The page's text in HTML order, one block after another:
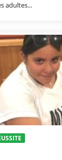
adultes...